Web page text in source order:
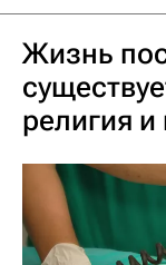
Жизнь
религия и